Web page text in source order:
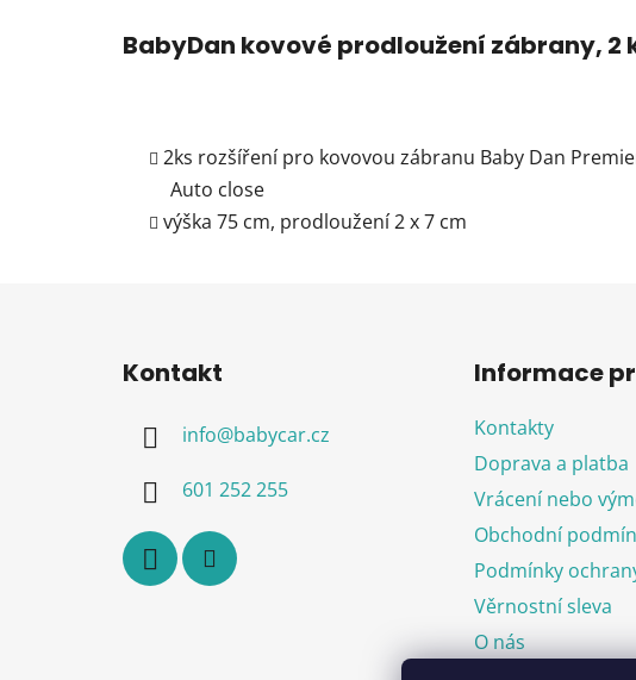
BabyDan kovové prodloužení zábrany, 2
2ks rozšíření pro kovovou zábranu Baby Dan
Auto close
výška 75 cm, prodloužení 2 x 7 cm
Kontakt
info@babycar.cz
601 252 255
Informace
Kontakty
Doprava a platba
Vrácení nebo
Obchodní
Podmínky
Věrnostní sleva
O nás